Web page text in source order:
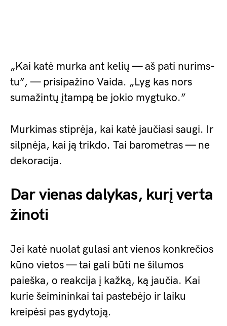
„Kai katė murka ant kelių — aš pati nurims­
tu”, — prisipažino Vaida. „Lyg kas nors
sumažintų įtampą be jokio mygtuko.”
Murkimas stiprėja, kai katė jaučiasi saugi. Ir
silpnėja, kai ją trikdo. Tai barometras — ne
dekoracija.
Dar vienas dalykas, kurį verta
žinoti
Jei katė nuolat gulasi ant vienos konkrečios
kūno vietos — tai gali būti ne šilumos
paieška, o reakcija į kažką, ką jaučia. Kai
kurie šeimininkai tai pastebėjo ir laiku
kreipėsi pas gydytoją.